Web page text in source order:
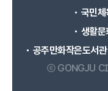
국민체
생활문
공주만화작은도서관
ⓒ GONGJU